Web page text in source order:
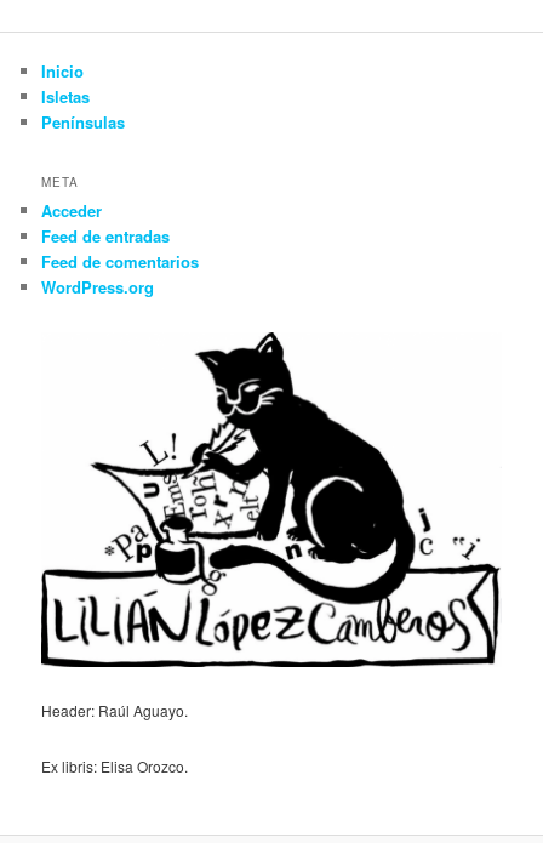
Inicio
Isletas
Penínsulas
META
Acceder
Feed de entradas
Feed de comentarios
WordPress.org
Header: Raúl Aguayo.
Ex libris: Elisa Orozco.